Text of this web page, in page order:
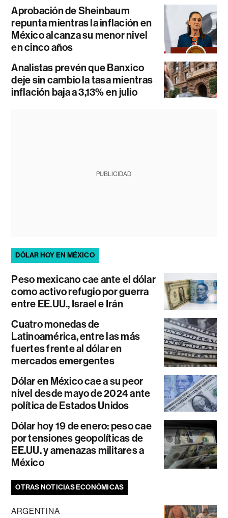
Aprobación de Sheinbaum
repunta mientras la inflación en
México alcanza su menor nivel
en cinco años
Analistas prevén que Banxico
deje sin cambio la tasa mientras
inflación baja a 3,13% en julio
PUBLICIDAD
DÓLAR HOY EN MÉXICO
Peso mexicano cae ante el dólar
como activo refugio por guerra
entre EE.UU., Israel e Irán
Cuatro monedas de
Latinoamérica, entre las más
fuertes frente al dólar en
mercados emergentes
Dólar en México cae a su peor
nivel desde mayo de 2024 ante
política de Estados Unidos
Dólar hoy 19 de enero: peso cae
por tensiones geopolíticas de
EE.UU. y amenazas militares a
México
OTRAS NOTICIAS ECONÓMICAS
ARGENTINA